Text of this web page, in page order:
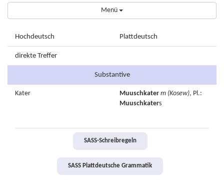
Menü
Hochdeutsch Plattdeutsch
direkte Treffer
Substantive
Kater Muuschkater m (Kosew), Pl.:
Muuschkaters
SASS-Schreibregeln
SASS Plattdeutsche Grammatik